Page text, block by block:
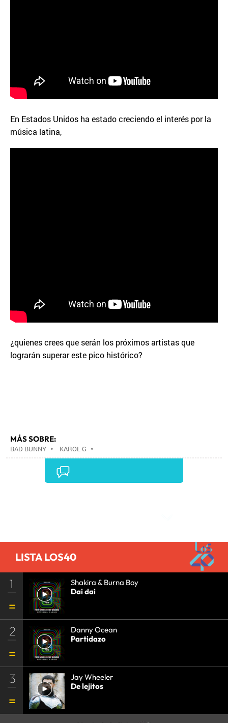
En Estados Unidos ha estado creciendo el interés por la
música latina,
¿quienes crees que serán los próximos artistas que
lograrán superar este pico histórico?
MÁS SOBRE:
BAD BUNNY • KAROL G •
LISTA LOS40
1
Shakira & Burna Boy
Dai dai
2
Danny Ocean
Partidazo
3
Jay Wheeler
De lejitos